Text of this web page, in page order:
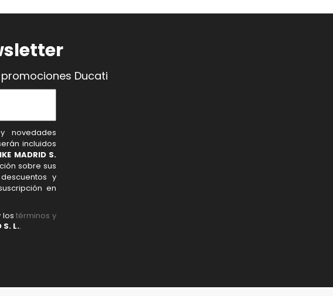
Ducati
novedades
incluidos
MADRID S.
sobre sus
y
en
lostérminos y
S. L..